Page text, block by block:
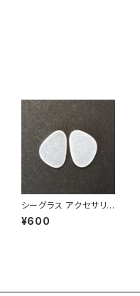
シーグラス アクセサリ
ー素材(ピアス用) ASP-
2
¥600